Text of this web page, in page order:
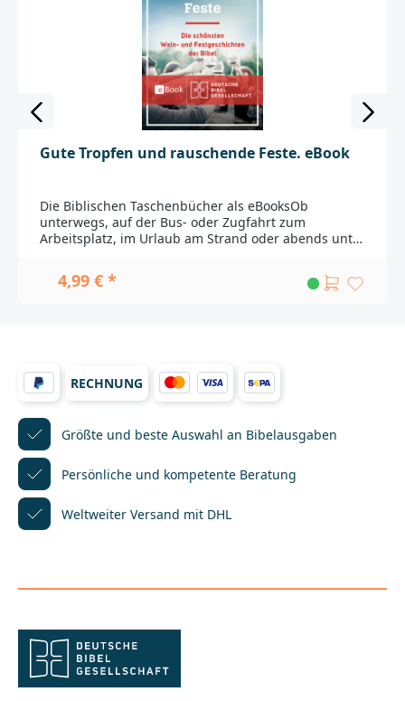
Gute Tropfen und rauschende Feste. eBook
Die Biblischen Taschenbücher als eBooksOb
unterwegs, auf der Bus- oder Zugfahrt zum
Arbeitsplatz, im Urlaub am Strand oder abends unter
Lesevergnügen auf Ihrem eBook-Reader, Tablet oder
Smartphone.Die thematische Zusammenstellung
denken viele. Doch das ist einseitig. Denn die Bibel
ist auch voller Geschichten, die Lebensfreude
vermitteln und sogar dem Genuss das Wort reden.
Dabei spielt der Wein als Zeichen für Wohlstand und
Segen eine herausragende Rolle. In diesem Buch
finden Sie die schönsten Wein- und Festgeschichten
der Bibel. Der Bogen spannt sich von Noach, dem
ersten Betrunkenen der Menschheitsgeschichte,
über Psalmworte, die den Wein besingen, und die
Gastmähler Jesu bis hin zur kommenden Welt als
einer Feier ohne Ende. Entdecken Sie die Bibel von
und Festgeschichten der Bibel".Das eBook enthält
ein Wasserzeichen.Der AutorDr. Florian Voss ist
evangelischer Theologe. Nach einer Zeit als
wissenschaftlicher Mitarbeiter an der Universität des
4,99 € *
RECHNUNG
Größte und beste Auswahl an Bibelausgaben
Persönliche und kompetente Beratung
Weltweiter Versand mit DHL